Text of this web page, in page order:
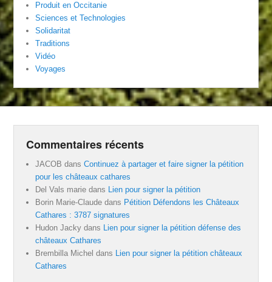
Produit en Occitanie
Sciences et Technologies
Solidaritat
Traditions
Vidéo
Voyages
Commentaires récents
JACOB dansContinuez à partager et faire signer la pétition
pour les châteaux cathares
Del Vals marie dans
Lien pour signer la pétition
Borin Marie-Claude dans Pétition Défendons les Châteaux
Cathares : 3787 signatures
Hudon Jacky dans
Lien pour signer la pétition défense des
châteaux Cathares
Brembilla Michel dans
Lien pour signer la pétition châteaux
Cathares